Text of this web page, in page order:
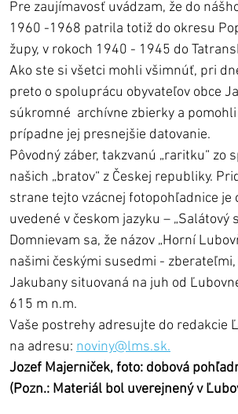
Pre zaujímavosť uvádzam, že do
1960 -1968 patrila totiž do okresu
župy, v rokoch 1940 - 1945 do
Ako ste si všetci mohli všimnúť, pri
preto o spoluprácu obyvateľov obce
súkromné  archívne zbierky a
prípadne jej presnejšie datovanie.
Pôvodný záber, takzvanú „raritku“ zo
našich „bratov“ z Českej republiky.
strane tejto vzácnej fotopohľadnice je
uvedené v českom jazyku – „Salátový
Domnievam sa, že názov „Horní
našimi českými susedmi -
Jakubany situovaná na juh od
615 m n.m.
Vaše postrehy adresujte do redakcie
na adresu: noviny@lms.sk.
Jozef Majerniček, foto: dobová
(Pozn.: Materiál bol uverejnený v